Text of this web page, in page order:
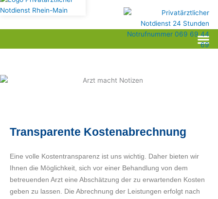
Transparente Kostenabrechnung
Eine volle Kostentransparenz ist uns wichtig. Daher bieten wir
Ihnen die Möglichkeit, sich vor einer Behandlung von dem
betreuenden Arzt eine Abschätzung der zu erwartenden Kosten
geben zu lassen. Die Abrechnung der Leistungen erfolgt nach